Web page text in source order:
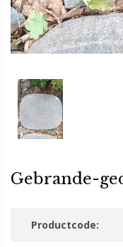
Gebrande-
Productcode: